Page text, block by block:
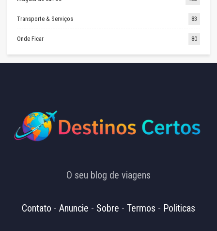
Transporte & Serviços 83
Onde Ficar 80
O seu blog de viagens
Contato - Anuncie - Sobre - Termos - Politicas